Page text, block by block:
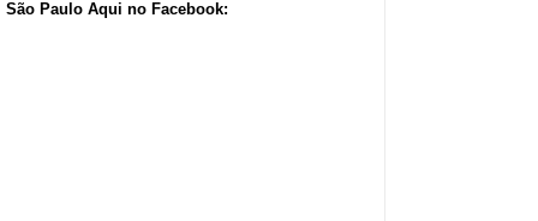
São Paulo Aqui no Facebook: